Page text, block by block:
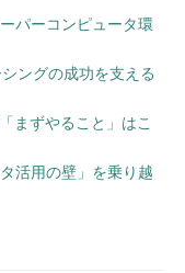
パーコンピュータ環
ングの成功を支える
まずやること」はこ
活用の壁」を乗り越